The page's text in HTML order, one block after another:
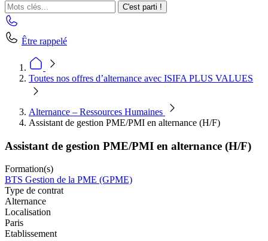
C'est parti !
Être rappelé
Toutes nos offres d’alternance avec ISIFA PLUS VALUES
Alternance – Ressources Humaines
Assistant de gestion PME/PMI en alternance (H/F)
Assistant de gestion PME/PMI en alternance (H/F)
Formation(s)
BTS Gestion de la PME (GPME)
Type de contrat
Alternance
Localisation
Paris
Etablissement